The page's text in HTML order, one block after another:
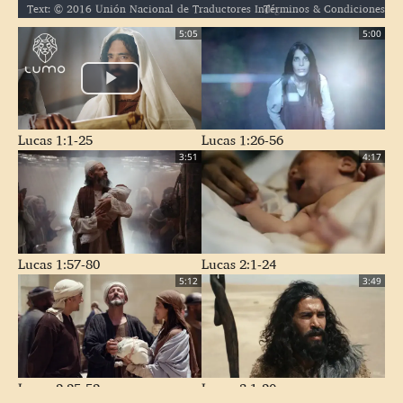
Text: © 2016 Unión Nacional de Traductores Indígenas A.C. / Audio: ℗ 2018 Hosanna / Video: Courtesy of LUMO Project Films
Términos & Condiciones
5:05
Lucas 1:1-25
5:00
Lucas 1:26-56
3:51
Lucas 1:57-80
4:17
Lucas 2:1-24
5:12
Lucas 2:25-52
3:49
Lucas 3:1-20